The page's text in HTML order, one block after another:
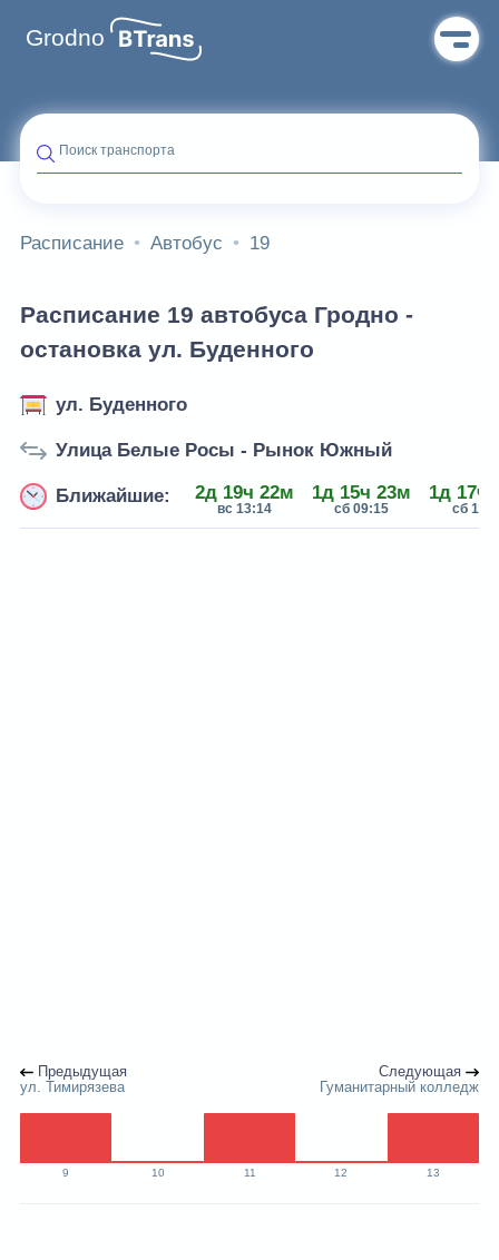
Grodno
Поиск транспорта
Расписание Автобус 19
Расписание 19 автобуса Гродно -
остановка ул. Буденного
ул. Буденного
Улица Белые Росы - Рынок Южный
Ближайшие: 2д 19ч 22м
вс 13:14
1д 15ч 23м
сб 09:15
1д 17ч
сб
Предыдущая
ул. Тимирязева
Следующая
Гуманитарный колледж
9 10 11 12 13